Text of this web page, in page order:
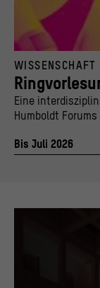
WISSENSCHAFT
Eine
Humboldt Forums
Bis Juli 2026
© Stiftung Humboldt